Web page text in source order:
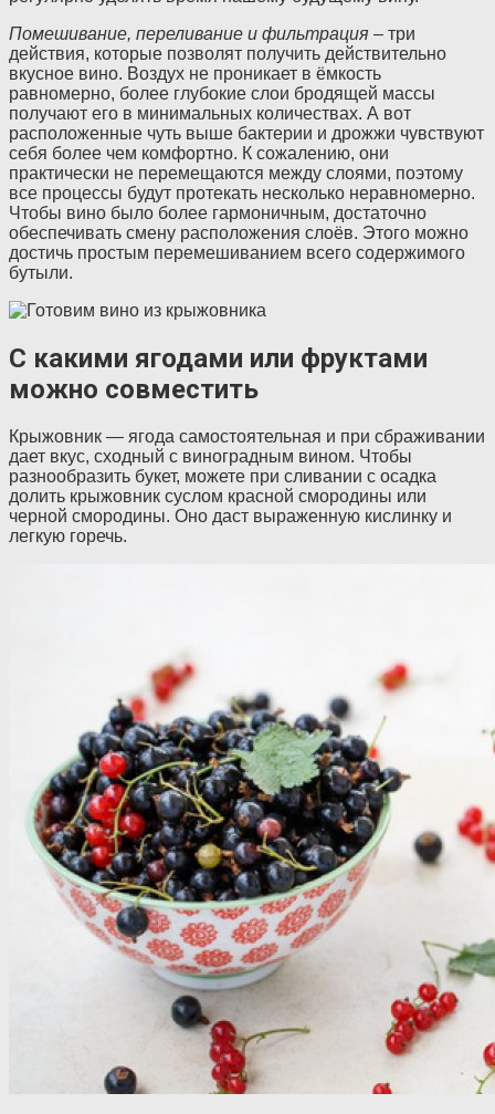
Помешивание, переливание и фильтрация – три
действия, которые позволят получить действительно
вкусное вино. Воздух не проникает в ёмкость
равномерно, более глубокие слои бродящей массы
получают его в минимальных количествах. А вот
расположенные чуть выше бактерии и дрожжи чувствуют
себя более чем комфортно. К сожалению, они
практически не перемещаются между слоями, поэтому
все процессы будут протекать несколько неравномерно.
Чтобы вино было более гармоничным, достаточно
обеспечивать смену расположения слоёв. Этого можно
достичь простым перемешиванием всего содержимого
бутыли.
С какими ягодами или фруктами
можно совместить
Крыжовник — ягода самостоятельная и при сбраживании
дает вкус, сходный с виноградным вином. Чтобы
разнообразить букет, можете при сливании с осадка
долить крыжовник суслом красной смородины или
черной смородины. Оно даст выраженную кислинку и
легкую горечь.